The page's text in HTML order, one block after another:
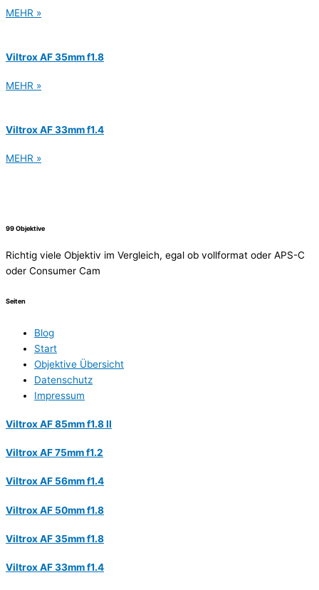
MEHR »
Viltrox AF 35mm f1.8
MEHR »
Viltrox AF 33mm f1.4
MEHR »
99 Objektive
Richtig viele Objektiv im Vergleich, egal ob vollformat oder APS-C
oder Consumer Cam
Seiten
Blog
Start
Objektive Übersicht
Datenschutz
Impressum
Viltrox AF 85mm f1.8 II
Viltrox AF 75mm f1.2
Viltrox AF 56mm f1.4
Viltrox AF 50mm f1.8
Viltrox AF 35mm f1.8
Viltrox AF 33mm f1.4